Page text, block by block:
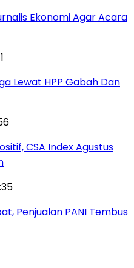
Ekonomi Agar Acara
Lewat HPP Gabah Dan
CSA Index Agustus
Penjualan PANI Tembus